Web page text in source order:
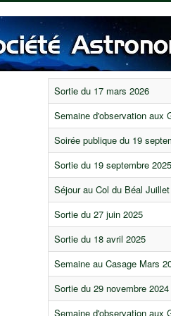
Sortie du 17 mars 2026
Semaine d'observation aux
Soirée publique du 19
Sortie du 19 septembre 2025
Séjour au Col du Béal
Sortie du 27 juin 2025
Sortie du 18 avril 2025
Semaine au Casage Mars
Sortie du 29 novembre 2024
Semaine d'observation aux